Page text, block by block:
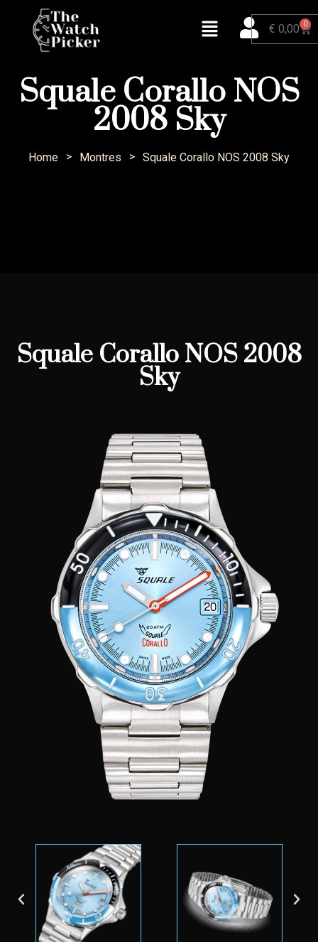
€ 0,00 0
Squale Corallo NOS
2008 Sky
Home > Montres > Squale Corallo NOS 2008 Sky
Squale Corallo NOS 2008
Sky